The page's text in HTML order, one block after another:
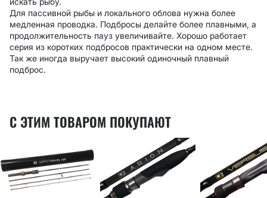
Для пассивной рыбы и локального облова нужна более
медленная проводка. Подбросы делайте более плавными, а
продолжительность пауз увеличивайте. Хорошо работает
серия из коротких подбросов практически на одном месте.
Так же иногда выручает высокий одиночный плавный
подброс.
С ЭТИМ ТОВАРОМ ПОКУПАЮТ